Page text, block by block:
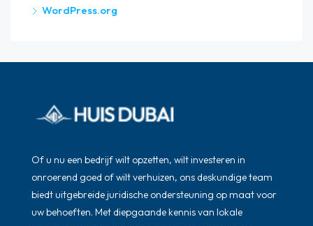
WordPress.org
Of u nu een bedrijf wilt opzetten, wilt investeren in
onroerend goed of wilt verhuizen, ons deskundige team
biedt uitgebreide juridische ondersteuning op maat voor
uw behoeften. Met diepgaande kennis van lokale